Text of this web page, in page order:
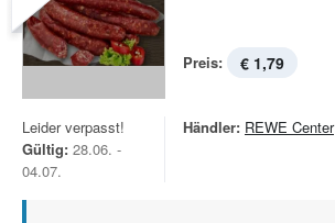
Preis: € 1,79
Leider verpasst!
Gültig: 28.06. -
04.07.
Händler: REWE Center